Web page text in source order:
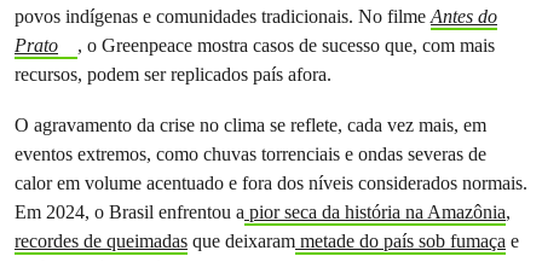
povos indígenas e comunidades tradicionais. No filmeAntes do
Prato
, o Greenpeace mostra casos de sucesso que, com mais
recursos, podem ser replicados país afora.
O agravamento da crise no clima se reflete, cada vez mais, em
eventos extremos, como chuvas torrenciais e ondas severas de
calor em volume acentuado e fora dos níveis considerados normais.
Em 2024, o Brasil enfrentou a pior seca da história na Amazônia,
recordes de queimadas que deixaram metade do país sob fumaça e